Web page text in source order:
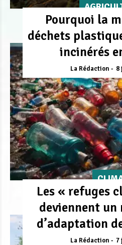
Pourquoi la
déchets
incinérés
La Rédaction 8
Les « refuges
deviennent
d’adaptation
La Rédaction 7